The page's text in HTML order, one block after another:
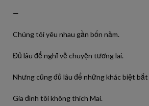
—
Chúng tôi yêu nhau gần bốn năm.
Đủ lâu để nghĩ về chuyện tương lai.
Nhưng cũng đủ lâu để những khác biệt bắt
Gia đình tôi không thích Mai.